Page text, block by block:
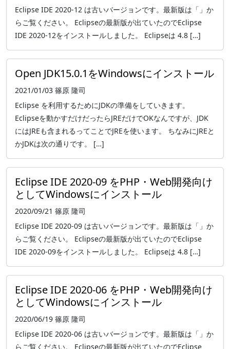
Eclipse IDE 2020-12 は古いバージョンです。最新版は「」か
らご覧ください。 Eclipseの最新版が出ていたのでEclipse
IDE 2020-12をインストールしました。 Eclipseは 4.8 […]
Open JDK15.0.1をWindowsにインストール
2021/01/03 篠原 隆司
Eclipse を利用するためにJDKの準備をしていきます。
Eclipseを動かすだけだったらJREだけでOKなんですが、JDK
にはJREも含まれるってことでJREを使います。 ちなみにJREと
かJDKは次の通りです。 […]
Eclipse IDE 2020-09 をPHP・Web開発向け
としてWindowsにインストール
2020/09/21 篠原 隆司
Eclipse IDE 2020-09 は古いバージョンです。最新版は「」か
らご覧ください。 Eclipseの最新版が出ていたのでEclipse
IDE 2020-09をインストールしました。 Eclipseは 4.8 […]
Eclipse IDE 2020-06 をPHP・Web開発向け
としてWindowsにインストール
2020/06/19 篠原 隆司
Eclipse IDE 2020-06 は古いバージョンです。最新版は「」か
らご覧ください。 Eclipseの最新版が出ていたのでEclipse